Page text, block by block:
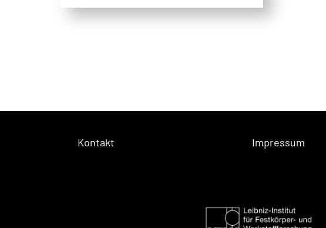
Kontakt Impressum